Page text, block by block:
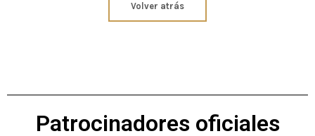
Volver atrás
Patrocinadores oficiales